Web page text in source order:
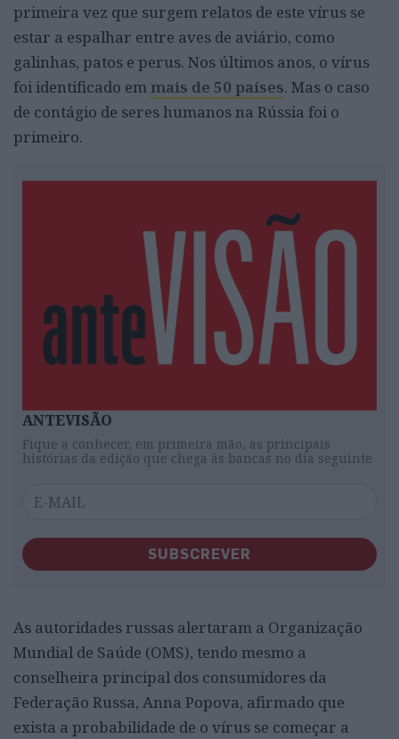
primeira vez que surgem relatos de este vírus se
estar a espalhar entre aves de aviário, como
galinhas, patos e perus. Nos últimos anos, o vírus
foi identificado em mais de 50 países. Mas o caso
de contágio de seres humanos na Rússia foi o
primeiro.
ANTEVISÃO
Fique a conhecer, em primeira mão, as principais
histórias da edição que chega às bancas no dia seguinte
SUBSCREVER
As autoridades russas alertaram a Organização
Mundial de Saúde (OMS), tendo mesmo a
conselheira principal dos consumidores da
Federação Russa, Anna Popova, afirmado que
exista a probabilidade de o vírus se começar a